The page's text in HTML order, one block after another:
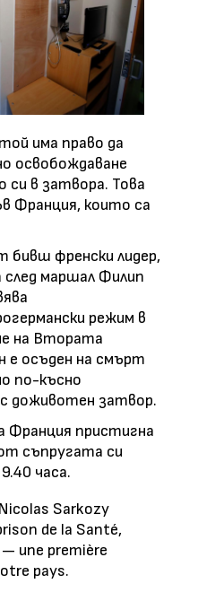
има право да
освобождаване
си в затвора. Това
Франция, които са
бивш френски лидер,
след маршал Филип
режим в
на Втората
е осъден на смърт
по-късно
доживотен затвор.
Франция пристигна
съпругата си
часа.
Sarkozy
de la Santé,
une première
pays.